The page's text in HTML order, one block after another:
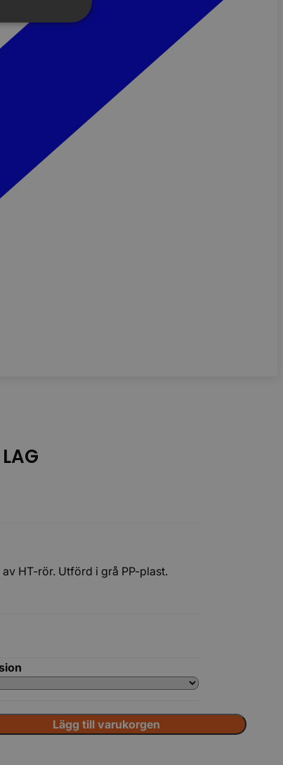
Tillbehör
HT-rör. Utförd i grå PP-plast.
Lägg till varukorgen